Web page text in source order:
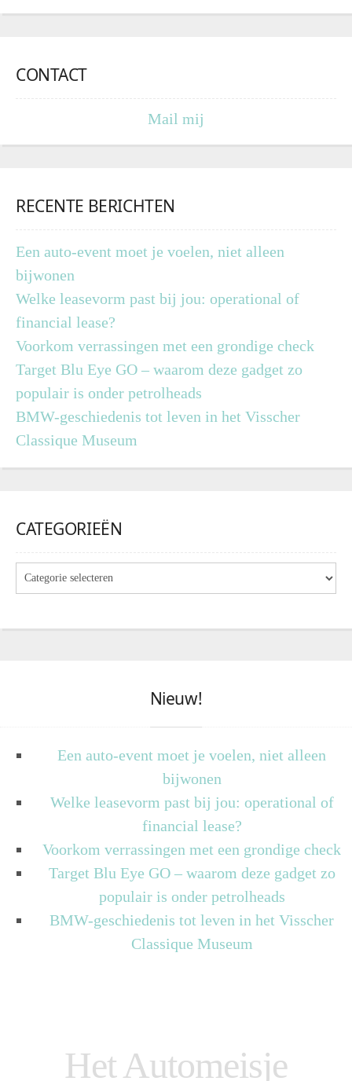
CONTACT
Mail mij
RECENTE BERICHTEN
Een auto-event moet je voelen, niet alleen
bijwonen
Welke leasevorm past bij jou: operational of
financial lease?
Voorkom verrassingen met een grondige check
Target Blu Eye GO – waarom deze gadget zo
populair is onder petrolheads
BMW-geschiedenis tot leven in het Visscher
Classique Museum
CATEGORIEËN
Nieuw!
Een auto-event moet je voelen, niet alleen
bijwonen
Welke leasevorm past bij jou: operational of
financial lease?
Voorkom verrassingen met een grondige check
Target Blu Eye GO – waarom deze gadget zo
populair is onder petrolheads
BMW-geschiedenis tot leven in het Visscher
Classique Museum
Het Automeisje